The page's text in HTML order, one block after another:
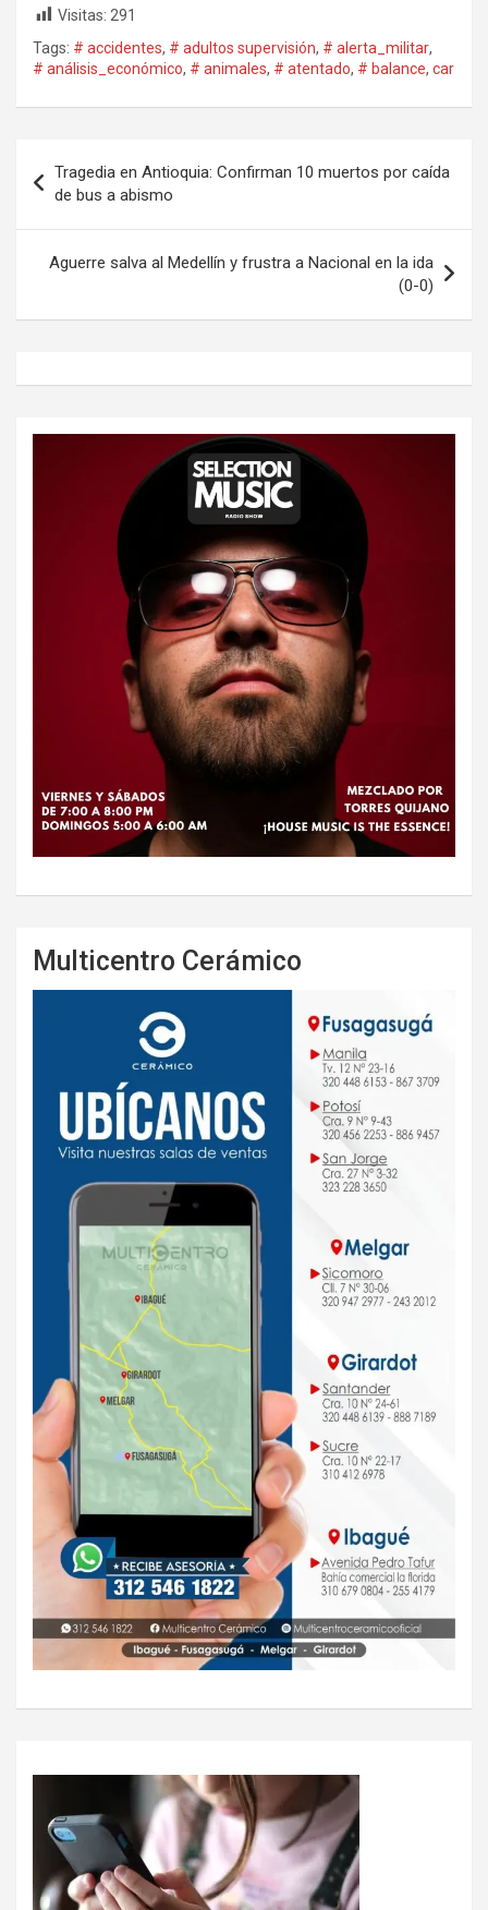
Visitas: 291
Tags: # accidentes, # adultos supervisión, # alerta_militar,
# análisis_económico, # animales, # atentado, # balance, car
de
entradas
Tragedia en Antioquia: Confirman 10 muertos por caída
de bus a abismo
Aguerre salva al Medellín y frustra a Nacional en la ida
(0-0)
Multicentro Cerámico